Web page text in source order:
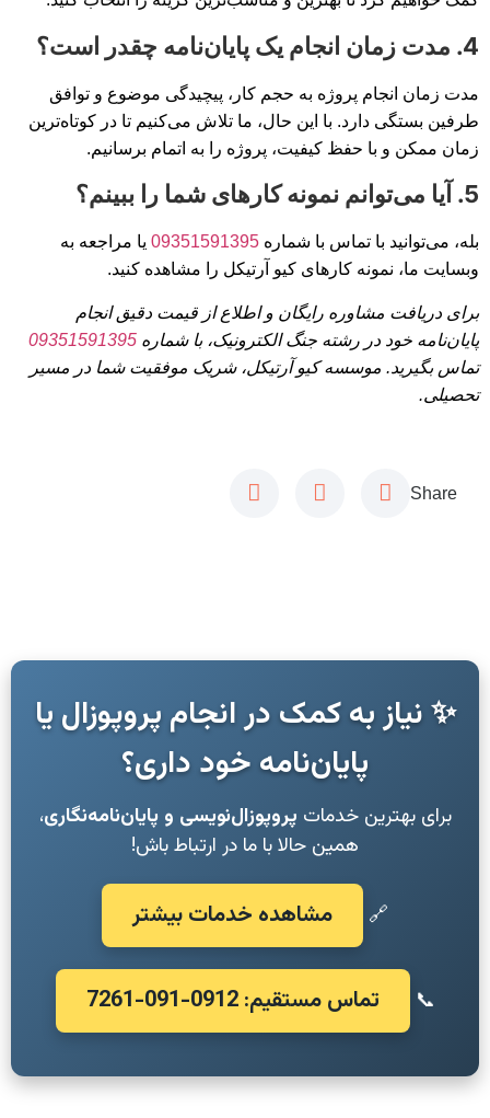
4. مدت زمان انجام یک پایان‌نامه چقدر است؟
مدت زمان انجام پروژه به حجم کار، پیچیدگی موضوع و توافق
طرفین بستگی دارد. با این حال، ما تلاش می‌کنیم تا در کوتاه‌ترین
زمان ممکن و با حفظ کیفیت، پروژه را به اتمام برسانیم.
5. آیا می‌توانم نمونه کارهای شما را ببینم؟
بله، می‌توانید با تماس با شماره 09351591395 یا مراجعه به
وبسایت ما، نمونه کارهای کیو آرتیکل را مشاهده کنید.
برای دریافت مشاوره رایگان و اطلاع از قیمت دقیق انجام
پایان‌نامه خود در رشته جنگ الکترونیک، با شماره 09351591395
تماس بگیرید. موسسه کیو آرتیکل، شریک موفقیت شما در مسیر
تحصیلی.
Share
✨ نیاز به کمک در انجام پروپوزال یا
پایان‌نامه خود داری؟
برای بهترین خدمات پروپوزال‌نویسی و پایان‌نامه‌نگاری،
همین حالا با ما در ارتباط باش!
🔗 مشاهده خدمات بیشتر
📞 تماس مستقیم: 0912-091-7261